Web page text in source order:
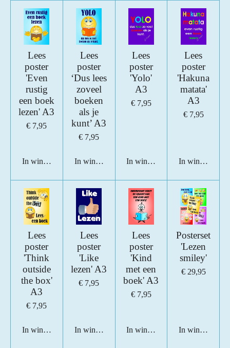
Lees
poster
'Even
rustig
een boek
lezen' A3
€ 7,95
In winkelwagen
Lees
poster
‘Dus lees
zoveel
boeken
als je
kunt’ A3
€ 7,95
In winkelwagen
Lees
poster
'Yolo'
A3
€ 7,95
In winkelwagen
Lees
poster
'Hakuna
matata'
A3
€ 7,95
In
Lees
poster
'Think
outside
the box'
A3
€ 7,95
In winkelwagen
Lees
poster
'Like
lezen' A3
€ 7,95
In winkelwagen
Lees
poster
'Kind
met een
boek' A3
€ 7,95
In winkelwagen
Posterset
'Lezen
smiley'
€ 29,95
In